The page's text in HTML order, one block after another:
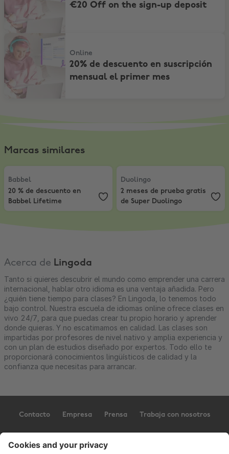
€20 Off on the sign-up deposit
20% de descuento en suscripción mensual el primer mes
Online
20% de descuento en suscripción
mensual el primer mes
Marcas similares
Babbel
20 % de descuento en Babbel Lifetime
Babbel
20 % de descuento en
Babbel Lifetime
Duolingo
2 meses de prueba
Duolingo
2 meses de prueba gratis
de Super Duolingo
Acerca de Lingoda
Tanto si quieres descubrir el mundo como emprender una carrera
internacional, hablar otro idioma es una ventaja añadida. Pero
¿quién tiene tiempo para clases? En Lingoda, lo tenemos todo
bajo control. Nuestra escuela de idiomas online ofrece clases en
vivo 24/7, para que puedas crear tu propio horario y aprender
donde quieras. Y no escatimamos en calidad. Las clases son
impartidas por profesores de nivel nativo y amplia experiencia y
con un plan de estudios diseñado por expertos. Todo ello te
proporcionará conocimientos lingüísticos de calidad y la
confianza que necesitas para arrancar.
Contacto Empresa Prensa Trabaja con nosotros